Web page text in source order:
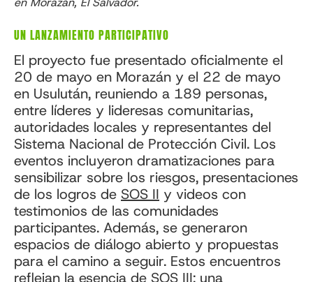
UN LANZAMIENTO PARTICIPATIVO
El proyecto fue presentado oficialmente el
20 de mayo en Morazán y el 22 de mayo
en Usulután, reuniendo a 189 personas,
entre líderes y lideresas comunitarias,
autoridades locales y representantes del
Sistema Nacional de Protección Civil. Los
eventos incluyeron dramatizaciones para
sensibilizar sobre los riesgos, presentaciones
de los logros de SOS II y videos con
testimonios de las comunidades
participantes. Además, se generaron
espacios de diálogo abierto y propuestas
para el camino a seguir. Estos encuentros
reflejan la esencia de SOS III: una